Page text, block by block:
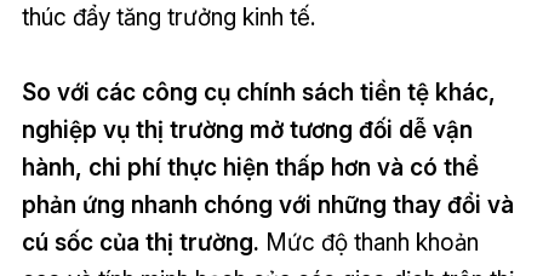
thúc đẩy tăng trưởng kinh tế.
So với các công cụ chính sách tiền tệ khác,
nghiệp vụ thị trường mở tương đối dễ vận
hành, chi phí thực hiện thấp hơn và có thể
phản ứng nhanh chóng với những thay đổi và
cú sốc của thị trường. Mức độ thanh khoản